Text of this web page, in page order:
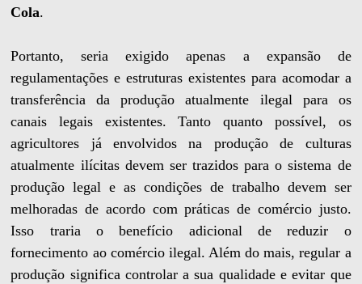
Cola.
Portanto, seria exigido apenas a expansão de
regulamentações e estruturas existentes para acomodar a
transferência da produção atualmente ilegal para os
canais legais existentes. Tanto quanto possível, os
agricultores já envolvidos na produção de culturas
atualmente ilícitas devem ser trazidos para o sistema de
produção legal e as condições de trabalho devem ser
melhoradas de acordo com práticas de comércio justo.
Isso traria o benefício adicional de reduzir o
fornecimento ao comércio ilegal. Além do mais, regular a
produção significa controlar a sua qualidade e evitar que